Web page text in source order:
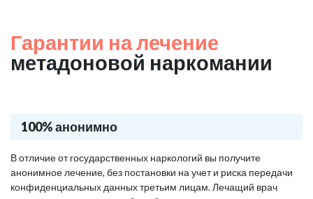
Гарантии на лечение
метадоновой наркомании
100% анонимно
В отличие от государственных наркологий вы получите
анонимное лечение, без постановки на учет и риска передачи
конфиденциальных данных третьим лицам. Лечащий врач